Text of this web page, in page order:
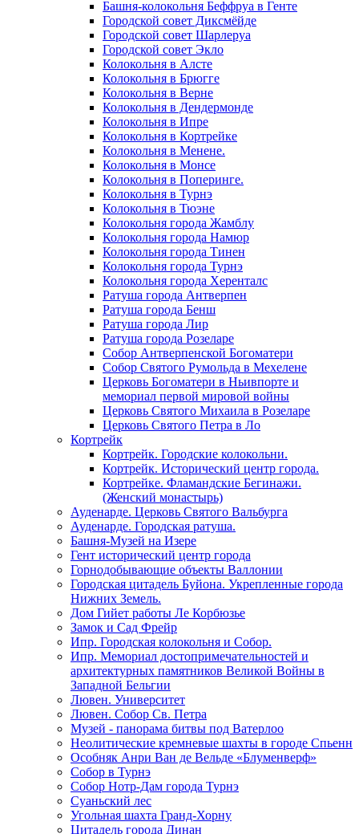
Башня-колокольня Беффруа в Генте
Городской совет Диксмёйде
Городской совет Шарлеруа
Городской совет Экло
Колокольня в Алсте
Колокольня в Брюгге
Колокольня в Верне
Колокольня в Дендермонде
Колокольня в Ипре
Колокольня в Кортрейке
Колокольня в Менене.
Колокольня в Монсе
Колокольня в Поперинге.
Колокольня в Турнэ
Колокольня в Тюэне
Колокольня города Жамблу
Колокольня города Намюр
Колокольня города Тинен
Колокольня города Турнэ
Колокольня города Херенталс
Ратуша города Антверпен
Ратуша города Бенш
Ратуша города Лир
Ратуша города Розеларе
Собор Антверпенской Богоматери
Собор Святого Румольда в Мехелене
Церковь Богоматери в Ньивпорте и
мемориал первой мировой войны
Церковь Святого Михаила в Розеларе
Церковь Святого Петра в Ло
Кортрейк
Кортрейк. Городские колокольни.
Кортрейк. Исторический центр города.
Кортрейке. Фламандские Бегинажи.
(Женский монастырь)
Ауденарде. Церковь Святого Вальбурга
Ауденарде. Городская ратуша.
Башня-Музей на Изере
Гент исторический центр города
Горнодобывающие объекты Валлонии
Городская цитадель Буйона. Укрепленные города
Нижних Земель.
Дом Гийет работы Ле Корбюзье
Замок и Сад Фрейр
Ипр. Городская колокольня и Собор.
Ипр. Мемориал достопримечательностей и
архитектурных памятников Великой Войны в
Западной Бельгии
Лювен. Университет
Лювен. Собор Св. Петра
Музей - панорама битвы под Ватерлоо
Неолитические кремневые шахты в городе Спьенн
Особняк Анри Ван де Вельде «Блуменверф»
Собор в Турнэ
Собор Нотр-Дам города Турнэ
Суаньский лес
Угольная шахта Гранд-Хорну
Цитадель города Динан